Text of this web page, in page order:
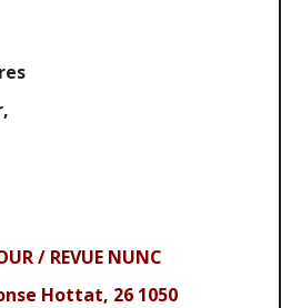
/ REVUE NUNC
Hottat, 26 1050